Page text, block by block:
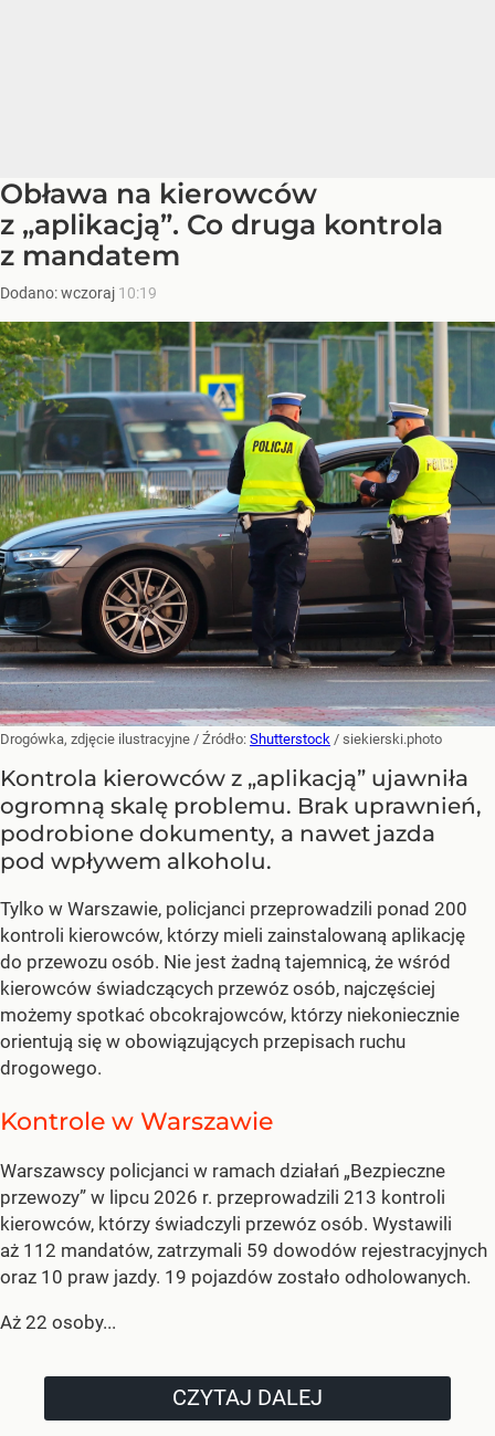
Obława na kierowców
z „aplikacją”. Co druga kontrola
z mandatem
Dodano:wczoraj 10:19
Drogówka, zdjęcie ilustracyjne / Źródło: Shutterstock / siekierski.photo
Kontrola kierowców z „aplikacją” ujawniła
ogromną skalę problemu. Brak uprawnień,
podrobione dokumenty, a nawet jazda
pod wpływem alkoholu.
Tylko w Warszawie, policjanci przeprowadzili ponad 200
kontroli kierowców, którzy mieli zainstalowaną aplikację
do przewozu osób. Nie jest żadną tajemnicą, że wśród
kierowców świadczących przewóz osób, najczęściej
możemy spotkać obcokrajowców, którzy niekoniecznie
orientują się w obowiązujących przepisach ruchu
drogowego.
Kontrole w Warszawie
Warszawscy policjanci w ramach działań „Bezpieczne
przewozy” w lipcu 2026 r. przeprowadzili 213 kontroli
kierowców, którzy świadczyli przewóz osób. Wystawili
aż 112 mandatów, zatrzymali 59 dowodów rejestracyjnych
oraz 10 praw jazdy. 19 pojazdów zostało odholowanych.
Aż 22 osoby...
CZYTAJ DALEJ